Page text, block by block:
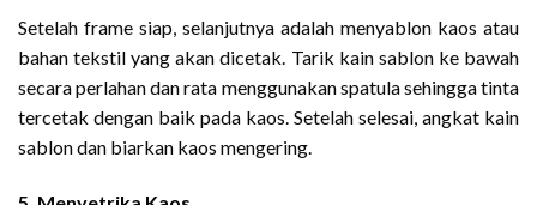
Setelah frame siap, selanjutnya adalah menyablon kaos atau
bahan tekstil yang akan dicetak. Tarik kain sablon ke bawah
secara perlahan dan rata menggunakan spatula sehingga tinta
tercetak dengan baik pada kaos. Setelah selesai, angkat kain
sablon dan biarkan kaos mengering.